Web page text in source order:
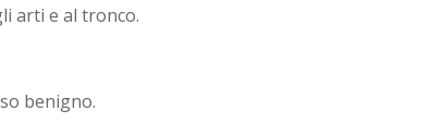
arti e al tronco.
benigno.